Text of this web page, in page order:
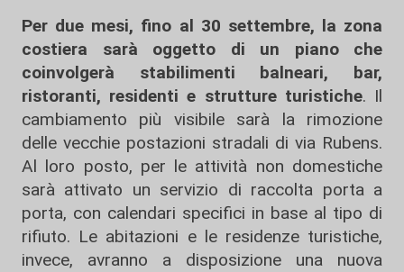
Per due mesi, fino al 30 settembre, la zona
costiera sarà oggetto di un piano che
coinvolgerà stabilimenti balneari, bar,
ristoranti, residenti e strutture turistiche. Il
cambiamento più visibile sarà la rimozione
delle vecchie postazioni stradali di via Rubens.
Al loro posto, per le attività non domestiche
sarà attivato un servizio di raccolta porta a
porta, con calendari specifici in base al tipo di
rifiuto. Le abitazioni e le residenze turistiche,
invece, avranno a disposizione una nuova